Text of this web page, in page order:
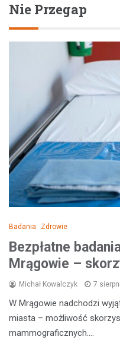
Nie Przegap
Badania Zdrowie
Bezpłatne
Mrągowie –
Michał Kowalczyk 7
W Mrągowie nadchodzi
miasta – możliwość
mammograficznych.…